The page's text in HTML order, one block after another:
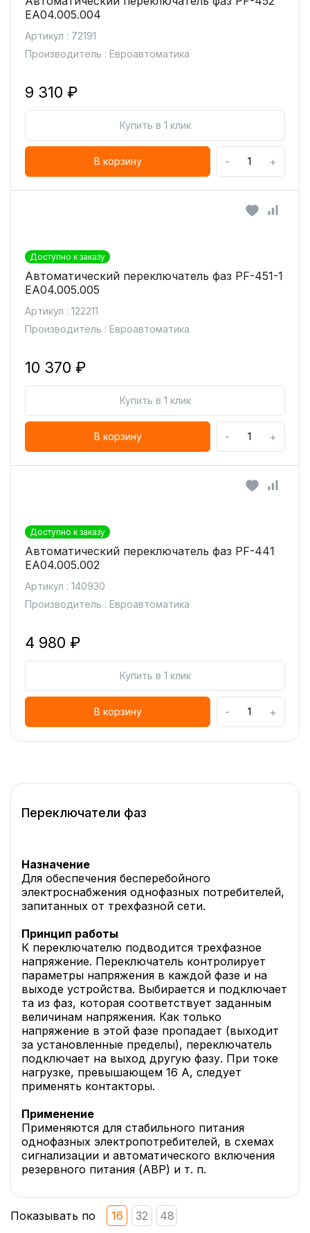
ЕА04.005.004
Артикул : 72191
Производитель : Евроавтоматика
9 310 ₽
Купить в 1 клик
В корзину - +
Доступно к заказу
Автоматический переключатель фаз PF-451-1
EA04.005.005
Артикул : 122211
Производитель : Евроавтоматика
10 370 ₽
Купить в 1 клик
В корзину - +
Доступно к заказу
Автоматический переключатель фаз PF-441
ЕА04.005.002
Артикул : 140930
Производитель : Евроавтоматика
4 980 ₽
Купить в 1 клик
В корзину - +
Переключатели фаз
Назначение
Для обеспечения бесперебойного
электроснабжения однофазных потребителей,
запитанных от трехфазной сети.
Принцип работы
К переключателю подводится трехфазное
напряжение. Переключатель контролирует
параметры напряжения в каждой фазе и на
выходе устройства. Выбирается и подключает
та из фаз, которая соответствует заданным
величинам напряжения. Как только
напряжение в этой фазе пропадает (выходит
за установленные пределы), переключатель
подключает на выход другую фазу. При токе
нагрузке, превышающем 16 А, следует
применять контакторы.
Применение
Применяются для стабильного питания
однофазных электропотребителей, в схемах
сигнализации и автоматического включения
резервного питания (АВР) и т. п.
Показывать по 16 32 48